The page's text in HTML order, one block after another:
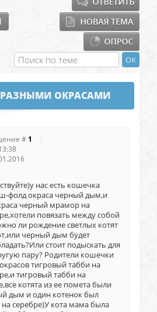
ОКРАСАМИ
# 1
нас есть кошечка
фолд окраса черный дым,и
черный мрамор на
повязать между собой
ли рождение светлых котят
черный дым будет
стоит подыскать для
пару? Родители кошечки
тигровый табби на
тигровый табби на
котята из ее помета были
дым и один котенок был
на серебре)У кота мама была